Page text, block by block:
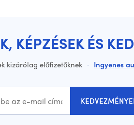
KÉPZÉSEK ÉS
kizárólag előfizetőknek · Ingyenes